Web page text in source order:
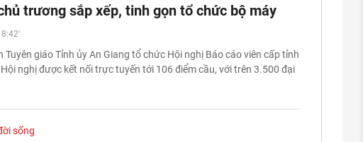
trương sắp xếp, tinh gọn tổ chức bộ máy
Tuyên giáo Tỉnh ủy An Giang tổ chức Hội nghị Báo cáo viên cấp tỉnh
nghị được kết nối trực tuyến tới 106 điểm cầu, với trên 3.500 đại
sống